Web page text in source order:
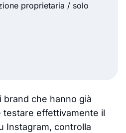
proprietaria / solo
brand che hanno già
testare effettivamente il
Instagram, controlla